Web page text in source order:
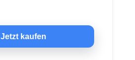
Jetzt kaufen